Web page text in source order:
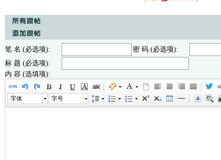
笔 名 (必选项):
密 码 (必选项):
标 题 (必选项):
内 容 (选填项):
字体 字号